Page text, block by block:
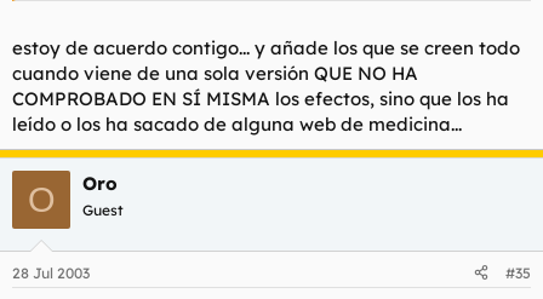
estoy de acuerdo contigo... y añade los que se creen todo
cuando viene de una sola versión QUE NO HA
COMPROBADO EN SÍ MISMA los efectos, sino que los ha
leído o los ha sacado de alguna web de medicina...
O Oro
Guest
28 Jul 2003 #35